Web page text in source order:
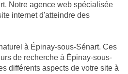
Notre agence web spécialisée
internet d'atteindre des
à Épinay-sous-Sénart. Ces
de recherche à Épinay-sous-
différents aspects de votre site à